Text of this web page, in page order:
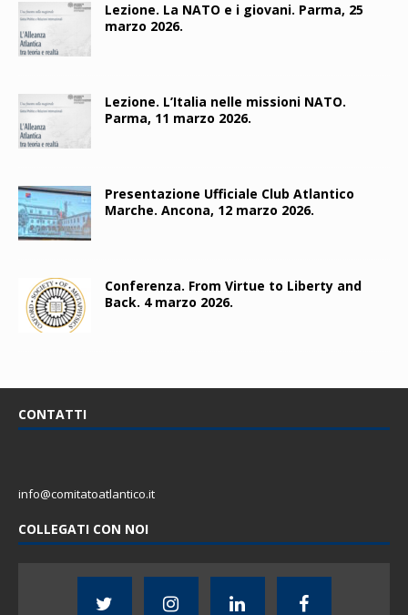
Lezione. La NATO e i giovani. Parma, 25
marzo 2026.
Lezione. L’Italia nelle missioni NATO.
Parma, 11 marzo 2026.
Presentazione Ufficiale Club Atlantico
Marche. Ancona, 12 marzo 2026.
Conferenza. From Virtue to Liberty and
Back. 4 marzo 2026.
CONTATTI
info@comitatoatlantico.it
COLLEGATI CON NOI